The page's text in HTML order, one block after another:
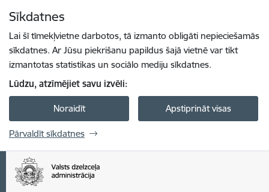
Sīkdatnes
Lai šī tīmekļvietne darbotos, tā izmanto obligāti nepieciešamās
sīkdatnes. Ar Jūsu piekrišanu papildus šajā vietnē var tikt
izmantotas statistikas un sociālo mediju sīkdatnes.
Lūdzu, atzīmējiet savu izvēli:
Noraidīt Apstiprināt visas
Pārvaldīt sīkdatnes